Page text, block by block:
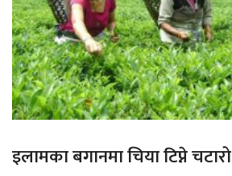
इलामका बगानमा चिया टिप्ने चटारो